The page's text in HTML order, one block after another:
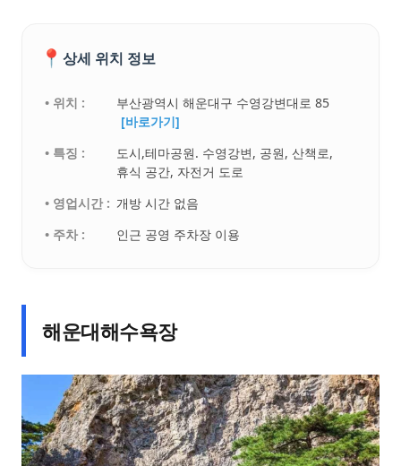
📍 상세 위치 정보
• 위치 :
부산광역시 해운대구 수영강변대로 85
[바로가기]
• 특징 :
도시,테마공원. 수영강변, 공원, 산책로,
휴식 공간, 자전거 도로
• 영업시간 : 개방 시간 없음
• 주차 :
인근 공영 주차장 이용
해운대해수욕장